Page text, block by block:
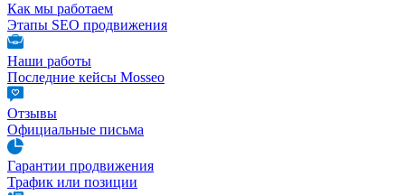
Как мы работаем
Этапы SEO продвижения
Наши работы
Последние кейсы Mosseo
Отзывы
Официальные письма
Гарантии продвижения
Трафик или позиции